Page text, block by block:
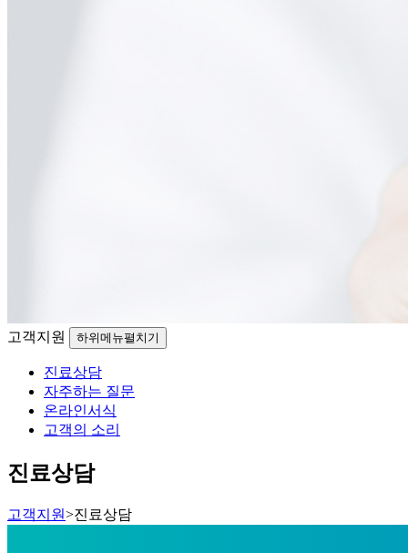
고객지원 하위메뉴펼치기
진료상담
자주하는 질문
온라인서식
고객의 소리
진료상담
고객지원>진료상담